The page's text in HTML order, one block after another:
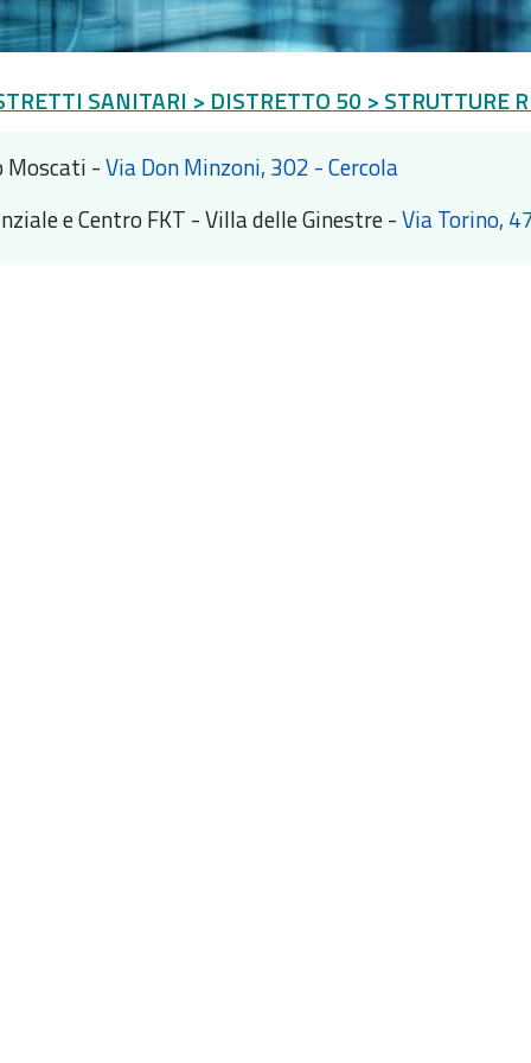
SANITARI > DISTRETTO 50 > STRUTTURE
Moscati -Via Don Minzoni, 302 - Cercola
e Centro FKT - Villa delle Ginestre -Via Torino,